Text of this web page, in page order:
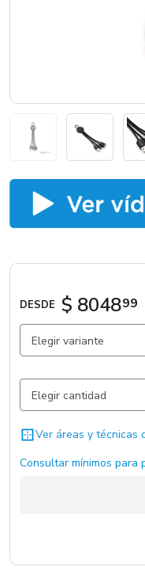
Sé partner
DESDE $ 804899
Elegir variante
Negro / Negro / ABS
Ver áreas y técnicas
Consultar mínimos para